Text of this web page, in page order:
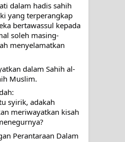
GUSTI
WUJUD ITU APA..??
dalam hadis sahih
yang terperangkap
bertawassul kepada
soleh masing-
menyelamatkan
dalam Sahih al-
Muslim.
syirik, adakah
Perantaraan Dalam